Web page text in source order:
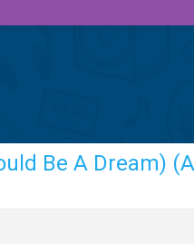
Be A Dream)